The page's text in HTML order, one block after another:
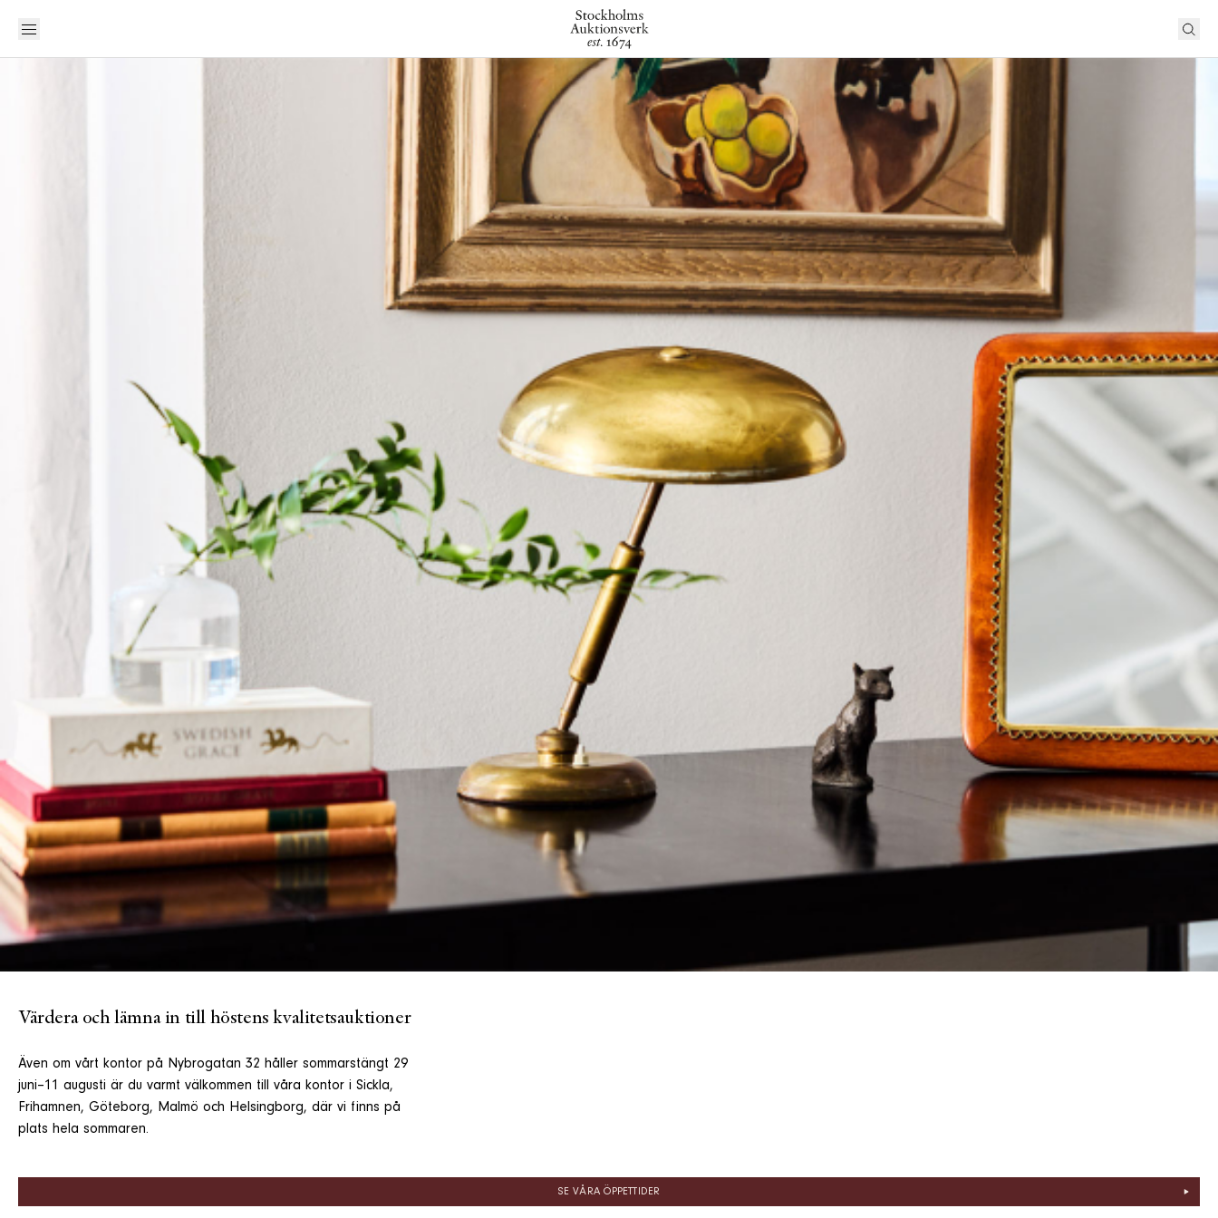
Värdera och lämna in till höstens kvalitetsauktioner
Även om vårt kontor på Nybrogatan 32 håller sommarstängt 29
juni–11 augusti är du varmt välkommen till våra kontor i Sickla,
Frihamnen, Göteborg, Malmö och Helsingborg, där vi finns på
plats hela sommaren.
SE VÅRA ÖPPETTIDER